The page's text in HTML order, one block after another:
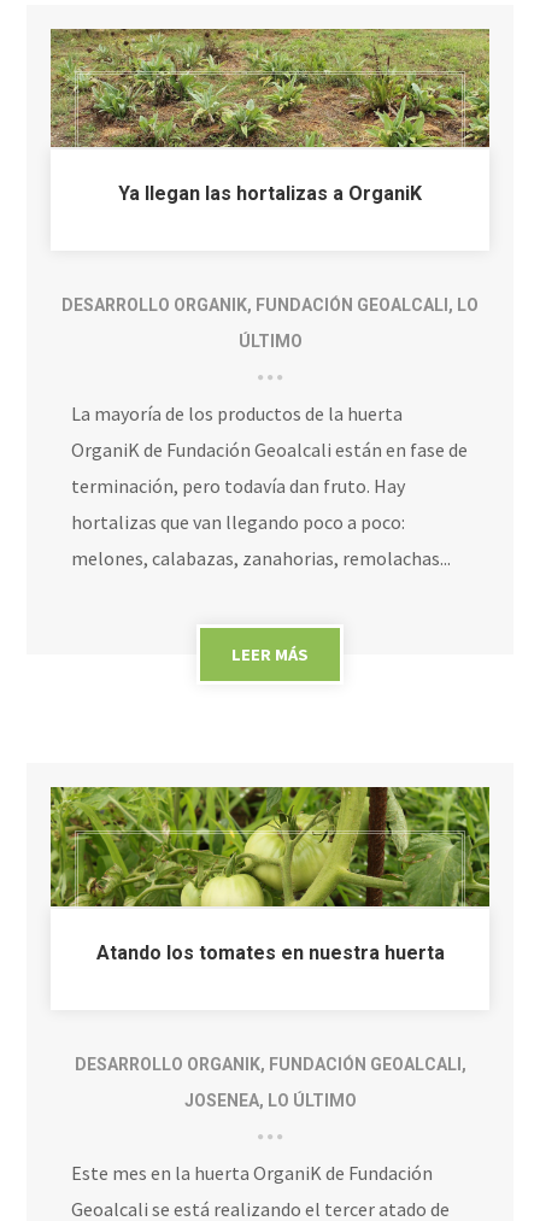
Ya llegan las hortalizas a OrganiK
DESARROLLO ORGANIK, FUNDACIÓN GEOALCALI , LO
ÚLTIMO
La mayoría de los productos de la huerta
OrganiK de Fundación Geoalcali están en fase de
terminación, pero todavía dan fruto. Hay
hortalizas que van llegando poco a poco:
melones, calabazas, zanahorias, remolachas...
LEER MÁS
Atando los tomates en nuestra huerta
DESARROLLO ORGANIK, FUNDACIÓN GEOALCALI ,
JOSENEA, LO ÚLTIMO
Este mes en la huerta OrganiK de Fundación
Geoalcali se está realizando el tercer atado de